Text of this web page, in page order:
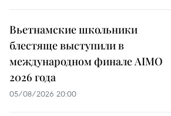
Вьетнамские школьники
блестяще выступили в
международном финале AIMO
2026 года
05/08/2026 20:00